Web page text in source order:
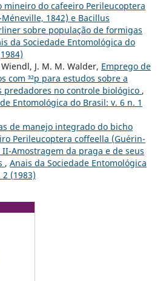
mineiro do cafeeiro Perileucoptera
1842) e Bacillus
sobre população de formigas
da Sociedade Entomológica do
J. M. M. Walder, Emprego de
com ³²p para estudos sobre a
predadores no controle biológico ,
Entomológica do Brasil: v. 6 n. 1
de manejo integrado do bicho
Perileucoptera coffeella (Guérin-
Amostragem da praga e de seus
, Anais da Sociedade Entomológica
(1983)